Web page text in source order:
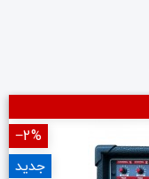
‎−2%
جدید